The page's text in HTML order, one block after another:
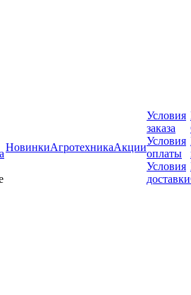
НовинкиАгротехникаАкции
Условия
заказа
Условия
оплаты
Условия
доставки